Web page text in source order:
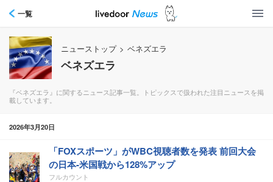
一覧
ニューストップ > ベネズエラ
ベネズエラ
『ベネズエラ』に関するニュース記事一覧。トピックスで扱われた注目ニュースを掲
載しています。
2026年3月20日
「FOXスポーツ」がWBC視聴者数を発表 前回大会
の日本-米国戦から128%アップ
フルカウント